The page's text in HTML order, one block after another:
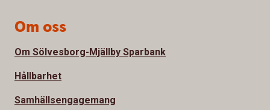
Om oss
Om Sölvesborg-Mjällby Sparbank
Hållbarhet
Samhällsengagemang